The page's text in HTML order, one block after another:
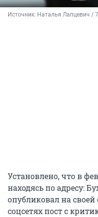
Источник: Наталья Лапцевич /
Установлено, что в
находясь по адресу:
опубликовал на
соцсетях пост с